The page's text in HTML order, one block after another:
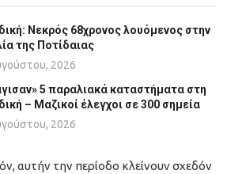
Νεκρός 68χρονος λουόμενος στην
της Ποτίδαιας
2026
5 παραλιακά καταστήματα στη
– Μαζικοί έλεγχοι σε 300 σημεία
2026
αυτήν την περίοδο κλείνουν σχεδόν